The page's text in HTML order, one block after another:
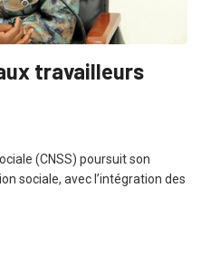
travailleurs
(CNSS) poursuit son
sociale, avec l’intégration des